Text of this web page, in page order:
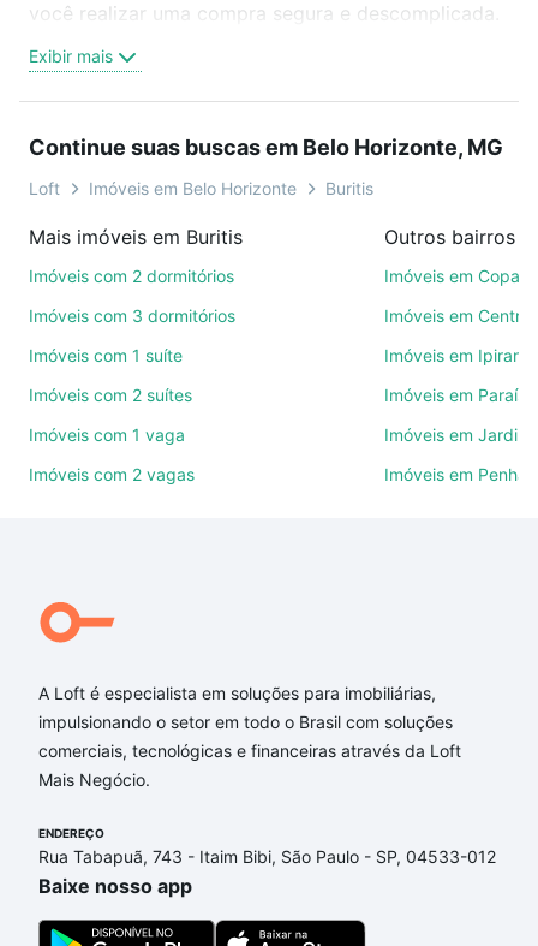
você realizar uma compra segura e descomplicada.
trabalho e do metrô, aqui você vai encontrar a
oferta ideal de Imóveis à venda em rua laura soares
conquistar seu sonho. Agende uma visita presencial
ou por videochamada, é grátis, sem compromisso e
imobiliárias te ajudando na compra, venda ou troca
de imóveis.
Como escolher um imóvel?
Use barra de busca no topo para pesquisar por
ruas, bairros e até condomínios favoritos. Você
também pode usar os filtros como quantidade de
combinar perfeitamente com o preço, metragem e
Horizonte, MG ideal para você na Loft.
Qual o preço de Imóveis à venda em rua laura
Aqui na Loft temos a oferta ideal para você, com
Imóveis à venda em rua laura soares carneiro -
Buritis, Belo Horizonte, MG que custam a partir de
imobiliário as parcelas podem se adequar ao seu
orçamento. Se ainda tem alguma dúvida dos custos
envolvidos no processo de compra, veja em nosso
portal quanto custa comprar um apartamento
Exibir mais
Continue suas buscas em Belo Horizonte, MG
Loft Imóveis em Belo Horizonte Buritis
Mais imóveis em Buritis
Imóveis com 2 dormitórios
Imóveis com 3 dormitórios
Imóveis com 1 suíte
Imóveis com 2 suítes
Imóveis com 1 vaga
Imóveis com 2 vagas
Imóveis em
Imóveis em Centro
Imóveis em
Imóveis em Paraíso
Imóveis em Jardim
Imóveis em Penha
A Loft é especialista em soluções para imobiliárias,
impulsionando o setor em todo o Brasil com soluções
comerciais, tecnológicas e financeiras através da Loft
Mais Negócio.
ENDEREÇO
Rua Tabapuã, 743 - Itaim Bibi, São Paulo - SP, 04533-012
Baixe nosso app